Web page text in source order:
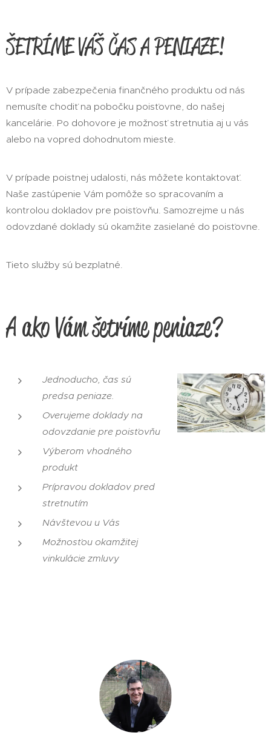
ŠETRÍME VÁŠ ČAS A PENIAZE!
V prípade zabezpečenia finančného produktu od nás
nemusíte chodiť na pobočku poisťovne, do našej
kancelárie. Po dohovore je možnosť stretnutia aj u vás
alebo na vopred dohodnutom mieste.
V prípade poistnej udalosti, nás môžete kontaktovať.
Naše zastúpenie Vám pomôže so spracovaním a
kontrolou dokladov pre poisťovňu. Samozrejme u nás
odovzdané doklady sú okamžite zasielané do poisťovne.
Tieto služby sú bezplatné.
A ako Vám šetríme peniaze?
Jednoducho, čas sú
predsa peniaze.
Overujeme doklady na
odovzdanie pre poisťovňu
Výberom vhodného
produkt
Prípravou dokladov pred
stretnutím
Návštevou u Vás
Možnosťou okamžitej
vinkulácie zmluvy